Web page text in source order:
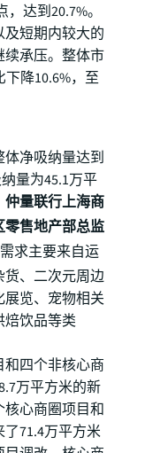
达到20.7%。
短期内较大的
承压。整体市
降10.6%，至
体净吸纳量达到
量为45.1万平
仲量联行上海商
零售地产部总监
求主要来自运
、二次元周边
览、宠物相关
焙饮品等类
四个非核心商
万平方米的新
核心商圈项目和
71.4万平方米